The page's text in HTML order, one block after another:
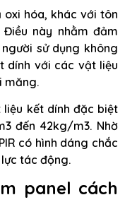
hóa, khác với tôn
này nhằm đảm
sử dụng không
dính với các vật liệu
măng.
kết dính đặc biệt
đến 42kg/m3. Nhờ
có hình dáng chắc
tác động.
panel cách